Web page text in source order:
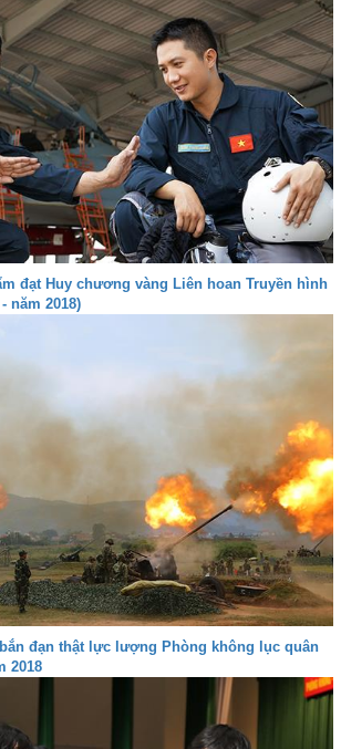
đạt Huy chương vàng Liên hoan Truyền hình
năm 2018)
đạn thật lực lượng Phòng không lục quân
2018